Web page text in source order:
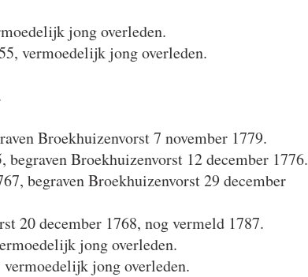
jong overleden.
vermoedelijk jong overleden.
Broekhuizenvorst 7 november 1779.
Broekhuizenvorst 12 december 1776.
begraven Broekhuizenvorst 29 december
20 december 1768, nog vermeld 1787.
jong overleden.
jong overleden.